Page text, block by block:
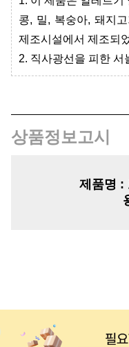
콩, 밀, 복숭아, 돼지
제조시설에서 제조되
2. 직사광선을 피한
상품정보고시
제품명 :